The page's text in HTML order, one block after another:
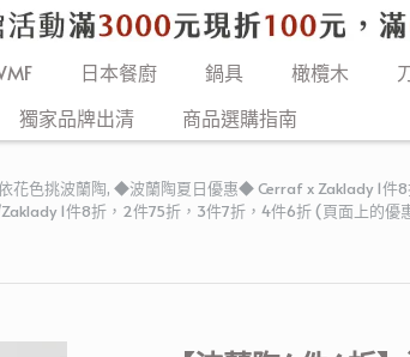
日本餐廚 鍋具 橄欖木
獨家品牌出清 商品選購指南
花色挑波蘭陶, ◆波蘭陶夏日優惠◆ Cerraf x Zaklady 1件
1件8折，2件75折，3件7折，4件6折 (頁面上的